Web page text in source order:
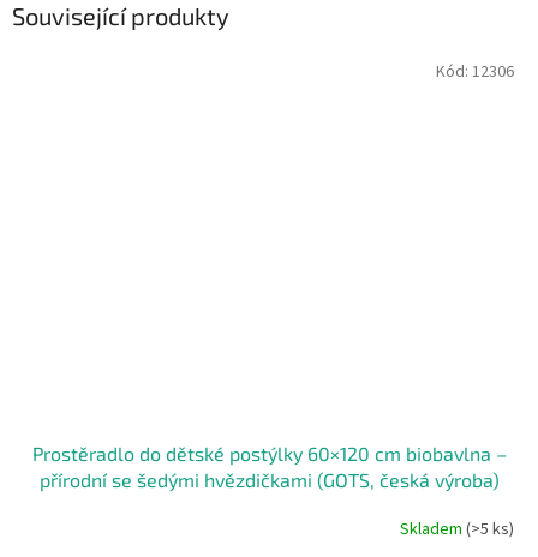
Související produkty
Prostěradlo do dětské postýlky 60×120 cm biobavlna –
přírodní se šedými hvězdičkami (GOTS, česká výroba)
Skladem (>5 ks)
Kód: 12306